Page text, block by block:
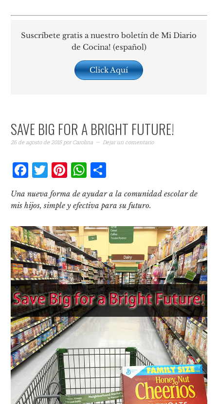
Suscríbete gratis a nuestro boletín de Mi Diario
de Cocina! (español)
Click Aquí
SAVE BIG FOR A BRIGHT FUTURE!
26 de agosto de 2015porCarolina Dejar un comentario
Facebook
Twitter
Pinterest
WhatsApp
Una nueva forma de ayudar a la comunidad escolar de
mis hijos, simple y efectiva para su futuro.